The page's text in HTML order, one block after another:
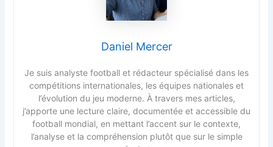
Daniel Mercer
Je suis analyste football et rédacteur spécialisé dans les
compétitions internationales, les équipes nationales et
l’évolution du jeu moderne. À travers mes articles,
j’apporte une lecture claire, documentée et accessible du
football mondial, en mettant l’accent sur le contexte,
l’analyse et la compréhension plutôt que sur le simple